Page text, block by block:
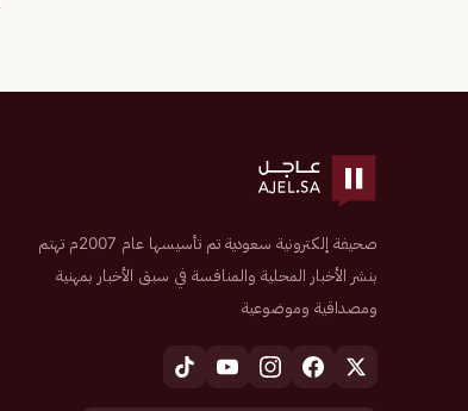
صحيفة إلكترونية سعودية تم تأسيسها عام 2007م تهتم
بنشر الأخبار المحلية والمنافسة في سبق الأخبار بمهنية
ومصداقية وموضوعية